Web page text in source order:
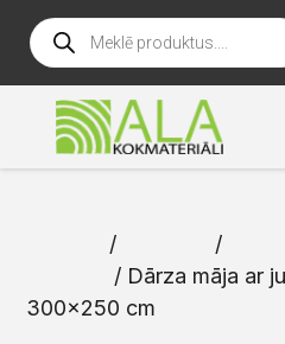
/ /
/ Dārza māja ar
300×250 cm